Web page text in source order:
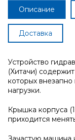
Описание
Доставка
Устройство
(Хитачи)
которых
нагрузки.
Крышка корпуса
приходится